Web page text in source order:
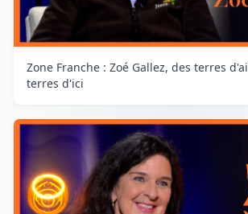
Zone Franche : Zoé Gallez, des terres
terres d'ici